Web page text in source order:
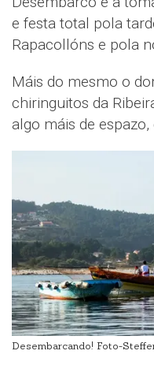
e festa total pola
Rapacollóns e pola
Máis do mesmo o
chiringuitos da
algo máis de espazo,
Desembarcando! Foto-